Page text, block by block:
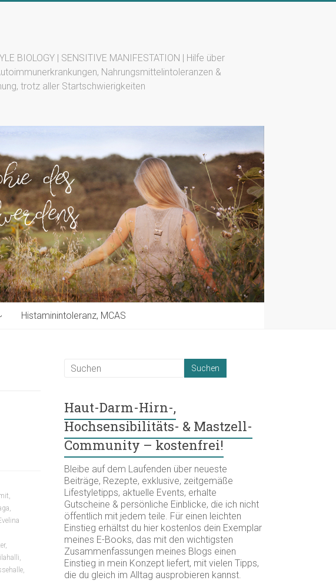
BIOLOGY | SENSITIVE MANIFESTATION | Hilfe über
Nahrungsmittelintoleranzen &
trotz aller Startschwierigkeiten
Histaminintoleranz, MCAS
,
,
,
,
,
Haut-Darm-Hirn-,
Hochsensibilitäts- & Mastzell-
Community – kostenfrei!
Bleibe auf dem Laufenden über neueste
Beiträge, Rezepte, exklusive, zeitgemäße
Lifestyletipps, aktuelle Events, erhalte
Gutscheine & persönliche Einblicke, die ich nicht
öffentlich mit jedem teile. Für einen leichten
Einstieg erhältst du hier kostenlos dein Exemplar
meines E-Books, das mit den wichtigsten
Zusammenfassungen meines Blogs einen
Einstieg in mein Konzept liefert, mit vielen Tipps,
die du gleich im Alltag ausprobieren kannst.